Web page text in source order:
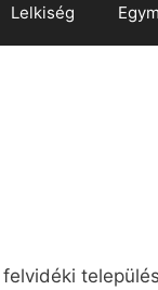
Lelkiség